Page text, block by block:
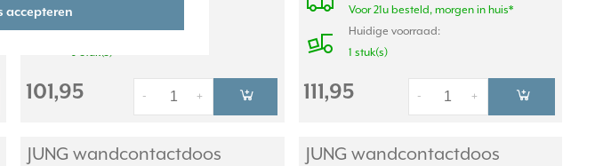
accepteren1-2 weken
Huidige voorraad:
0 stuk(s)
101,95 +
-
Voor 21u besteld, morgen in huis*
Huidige voorraad:
1 stuk(s)
111,95 +
-
JUNG wandcontactdoos
JUNG wandcontactdoos